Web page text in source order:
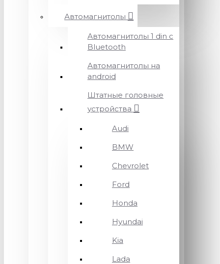
Автомагнитолы
Автомагнитолы 1 din с
Bluetooth
Автомагнитолы на
android
Штатные головные
устройства
Audi
BMW
Chevrolet
Ford
Honda
Hyundai
Kia
Lada